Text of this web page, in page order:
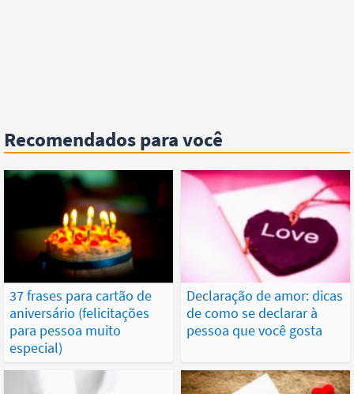
Recomendados para você
37 frases para cartão de
aniversário (felicitações
para pessoa muito
especial)
Declaração de amor: dicas
de como se declarar à
pessoa que você gosta